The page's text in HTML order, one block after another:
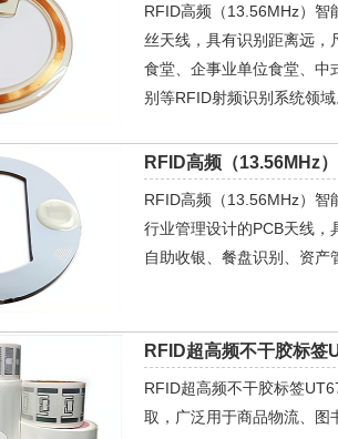
RFID高频（13.56MHz）智
丝天线，具有识别距离远，
食堂、企事业单位食堂、中
别等RFID射频识别系统领
RFID高频（13.56MHz
RFID高频（13.56MHz）智
行业管理设计的PCB天线，
自助收银、餐盘识别、资
RFID超高频不干胶标签
RFID超高频不干胶标签
取，广泛用于商品物流、图